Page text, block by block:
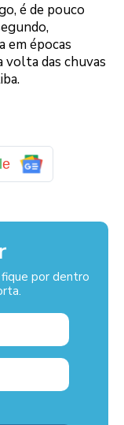
é de pouco
em épocas
volta das chuvas
e
por dentro